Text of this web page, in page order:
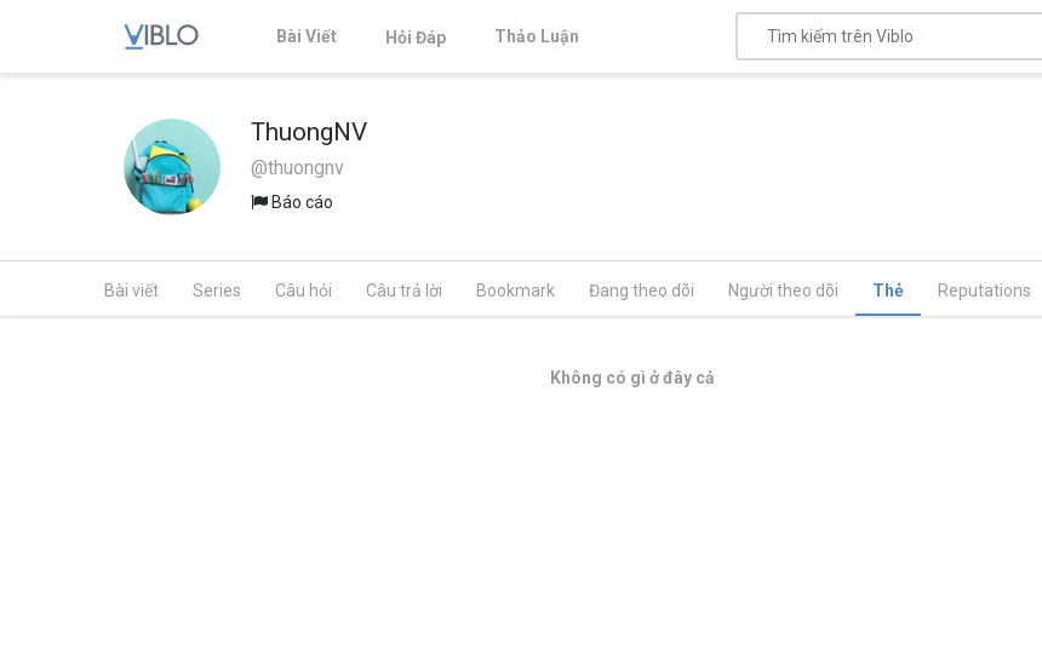
Bài Viết Hỏi Đáp Thảo Luận
ThuongNV
@thuongnv
Báo cáo
Bài viết Series Câu hỏi Câu trả lời Bookmark Đang theo dõi Người theo dõi Thẻ Reputations
Không có gì ở đây cả